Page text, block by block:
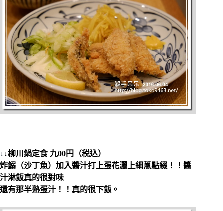
↓ ↓柳川鍋定食 九00円（税込）
炸鰯（沙丁魚）加入醬汁打上蛋花灑上細蔥點綴！！醬
汁淋飯真的很對味
還有那半熟蛋汁！！真的很下飯。